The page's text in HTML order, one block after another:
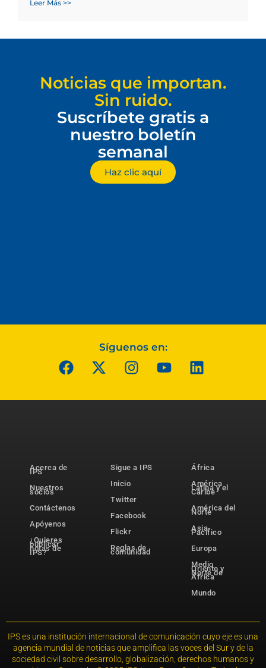
Leer Más >>
Noticias que importan.
Sin ruido.
Suscríbete gratis a
nuestro boletín
semanal
Haz clic aquí
Síguenos en:
Acerca de
IPS
Nuestros
socios
Contáctenos
Apóyenos
¿Quieres
publicar
notas de
IPS?
Sigue a IPS
Inicio
Twitter
Facebook
Flickr
Reglas de
comunidad
África
América
Latina y el
Caribe
América del
Norte
Asia-
Pacífico
Europa
Medio
Oriente y
Norte de
África
Mundo
IPS es una institución internacional de comunicación cuyo eje es una
agencia mundial de noticias que amplifica las voces del Sur y de la
sociedad civil sobre desarrollo, globalización, derechos humanos y